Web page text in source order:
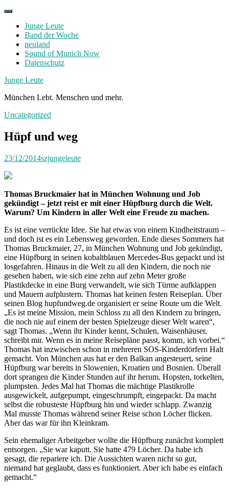
Skip
contentJunge Leute
Band der Woche
neuland
Sound of Munich Now
Datenschutz
Facebook
Twitter
Instagram
Junge Leute
München Lebt. Menschen und mehr.
Uncategorized
Hüpf und weg
23/12/2014szjungeleute
Thomas Bruckmaier hat in München Wohnung und Job
gekündigt – jetzt reist er mit einer Hüpfburg durch die Welt.
Warum? Um Kindern in aller Welt eine Freude zu machen.
Es ist eine verrückte Idee. Sie hat etwas von einem Kindheitstraum –
und doch ist es ein Lebensweg geworden. Ende dieses Sommers hat
Thomas Bruckmaier, 27, in München Wohnung und Job gekündigt,
eine Hüpfburg in seinen kobaltblauen Mercedes-Bus gepackt und ist
losgefahren. Hinaus in die Welt zu all den Kindern, die noch nie
gesehen haben, wie sich eine zehn auf zehn Meter große
Plastikdecke in eine Burg verwandelt, wie sich Türme aufklappen
und Mauern aufplustern. Thomas hat keinen festen Reiseplan. Über
seinen Blog hupfundweg.de organisiert er seine Route um die Welt.
„Es ist meine Mission, mein Schloss zu all den Kindern zu bringen,
die noch nie auf einem der besten Spielzeuge dieser Welt waren“,
sagt Thomas. „Wenn ihr Kinder kennt, Schulen, Waisenhäuser,
schreibt mir. Wenn es in meine Reisepläne passt, komm‚ ich vorbei.“
Thomas hat inzwischen schon in mehreren SOS-Kinderdörfern Halt
gemacht. Von München aus hat er den Balkan angesteuert, seine
Hüpfburg war bereits in Slowenien, Kroatien und Bosnien. Überall
dort sprangen die Kinder Stunden auf ihr herum. Hopsten, torkelten,
plumpsten. Jedes Mal hat Thomas die mächtige Plastikrolle
ausgewickelt, aufgepumpt, eingeschrumpft, eingepackt. Da macht
selbst die robusteste Hüpfburg hin und wieder schlapp. Zwanzig
Mal musste Thomas während seiner Reise schon Löcher flicken.
Aber das war für ihn Kleinkram.
Sein ehemaliger Arbeitgeber wollte die Hüpfburg zunächst komplett
entsorgen. „Sie war kaputt. Sie hatte 479 Löcher. Da habe ich
gesagt, die repariere ich. Die Aussichten waren nicht so gut,
niemand hat geglaubt, dass es funktioniert. Aber ich habe es einfach
gemacht.“